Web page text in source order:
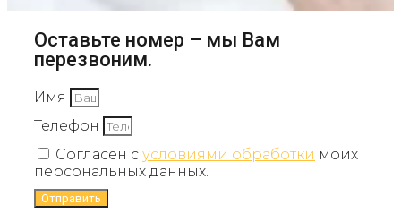
Оставьте номер – мы Вам
перезвоним.
Имя
Телефон
Согласен с условиями обработки моих
персональных данных.
Отправить